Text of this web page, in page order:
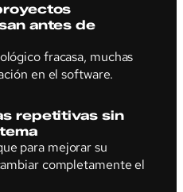
antes de
fracasa, muchas
en el software.
repetitivas sin
para mejorar su
completamente el